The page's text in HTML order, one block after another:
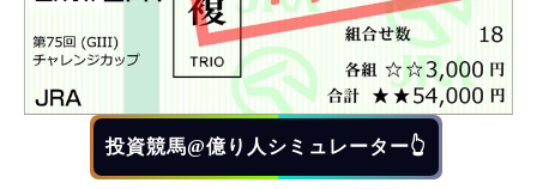
投資競馬@億り人シミュレーター👆